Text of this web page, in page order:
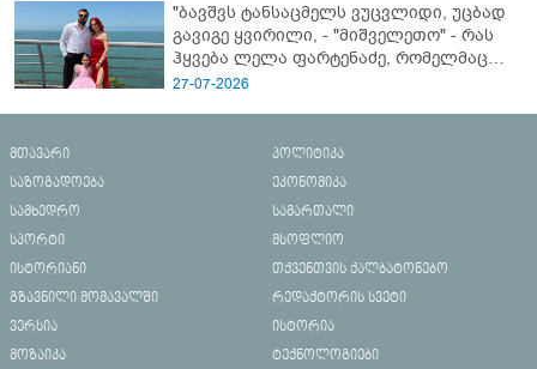
"ბავშვს ტანსაცმელს ვუცვლიდი, უცბად
გავიგე ყვირილი, - "მიშველეთო" - რას
ჰყვება ლელა ფარტენაძე, რომელმაც
ბათუმში 16 წლის ბიჭი ზღვაში
27-07-2026
მთავარი
პოლიტიკა
საზოგადოება
ეკონომიკა
სამხედრო
სამართალი
სპორტი
მსოფლიო
ისტორიანი
თქვენთვის ქალბატონებო
გზავნილი მომავალში
რედაქტორის სვეტი
ვერსია
ისტორია
მოზაიკა
ტექნოლოგიები